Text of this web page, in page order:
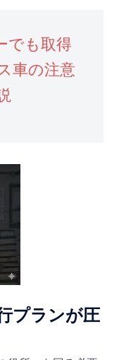
でも取得
車の注意
プランが圧